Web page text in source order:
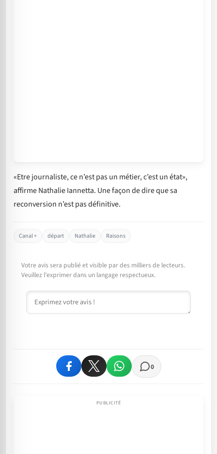
«Etre journaliste, ce n’est pas un métier, c’est un état»,
affirme Nathalie Iannetta. Une façon de dire que sa
reconversion n’est pas définitive.
Canal + départ Nathalie Raisons
Votre avis sera publié et visible par des milliers de lecteurs.
Veuillez l'exprimer dans un langage respectueux.
Commentaire
0